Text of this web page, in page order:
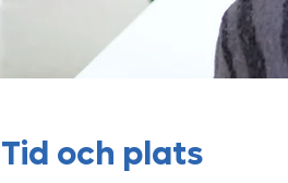
Tid och plats